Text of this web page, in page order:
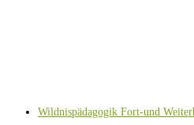
Wildnispädagogik Fort-und